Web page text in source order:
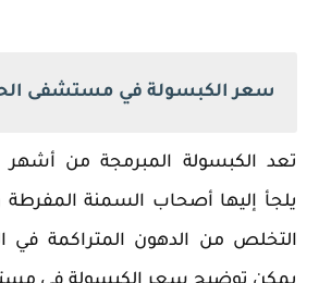
سعر الكبسولة في مستشفى
تعد الكبسولة المبرمجة من أشهر
يلجأ إليها أصحاب السمنة المفرطة
التخلص من الدهون المتراكمة في